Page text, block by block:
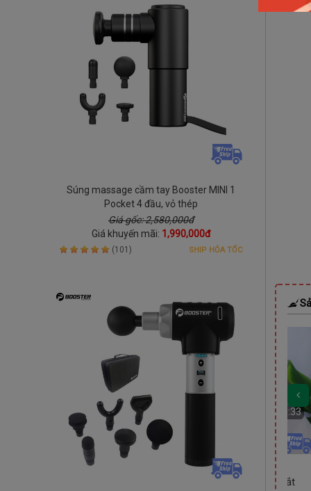
Súng massage cầm tay Booster MINI 1
Pocket 4 đầu, vỏ thép
Giá gốc: 2,580,000đ
Giá khuyến mãi: 1,990,000đ
(101) SHIP HỎA TỐC
Còn 02 Ngày 14:40:32
DEAL
02 Ngày 14:40:32
Máy massage mắt